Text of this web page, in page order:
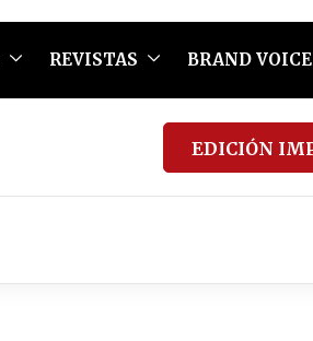
REVISTAS BRAND VOICE
EDICIÓN